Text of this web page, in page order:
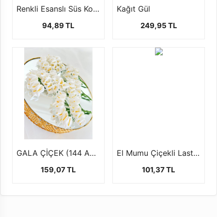
Renkli Esanslı Süs Kolanyası 1LT
94,89 TL
Kağıt Gül
249,95 TL
GALA ÇİÇEK (144 AD )
159,07 TL
El Mumu Çiçekli Lastikli ( 1 paket 12 ad )
101,37 TL